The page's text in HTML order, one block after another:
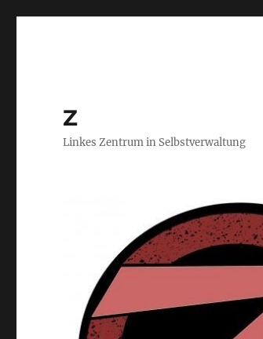
Z
Linkes Zentrum in Selbstverwaltung